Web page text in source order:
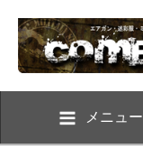
メニュー